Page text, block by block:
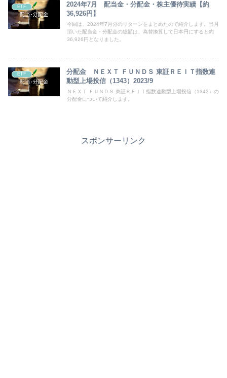
ETF
2024年7月 配当金・分配金・株主優待実績【約
36,926円】
今回は、2024年7月分のリターンをまとめたので紹介します。当月
頂いた配当金・分配金の総額は、為替換算して日本円にすると約
36,926円となりました。
ETF
分配金 ＮＥＸＴ ＦＵＮＤＳ 東証ＲＥＩＴ指数連
動型上場投信（1343）2023/9
ＮＥＸＴ ＦＵＮＤＳ 東証ＲＥＩＴ指数連動型上場投信（1343）の
分配金について紹介します。
スポンサーリンク